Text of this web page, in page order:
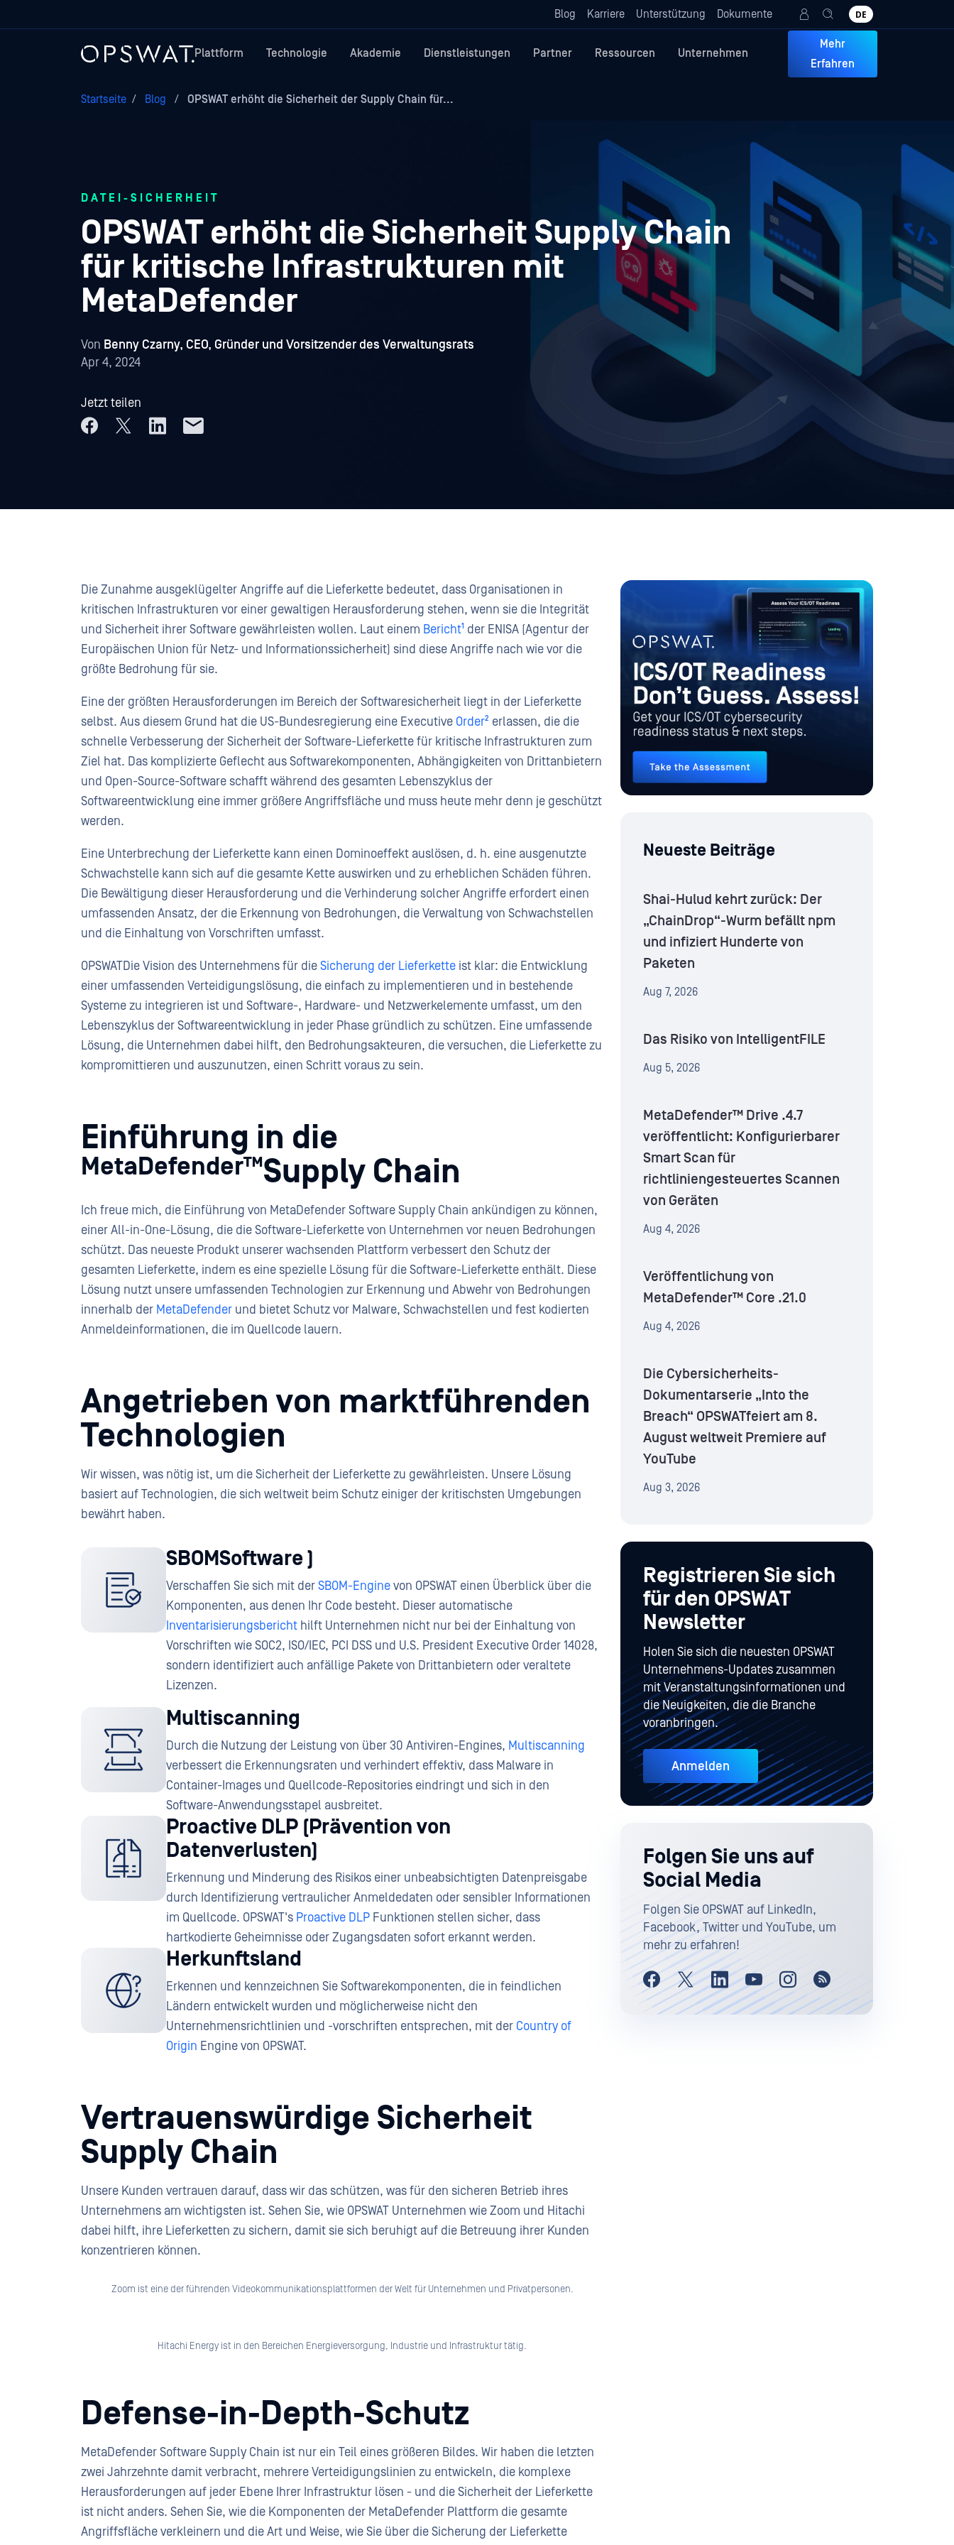
Blog Karriere Unterstützung Dokumente DE
Plattform Technologie Akademie Dienstleistungen Partner Ressourcen Unternehmen
Mehr
Erfahren
Startseite / Blog / OPSWAT erhöht die Sicherheit der Supply Chain für...
DATEI-SICHERHEIT
OPSWAT erhöht die Sicherheit Supply Chain
für kritische Infrastrukturen mit
MetaDefender
Von Benny Czarny, CEO, Gründer und Vorsitzender des Verwaltungsrats
Apr 4, 2024
Jetzt teilen
Die Zunahme ausgeklügelter Angriffe auf die Lieferkette bedeutet, dass Organisationen in
kritischen Infrastrukturen vor einer gewaltigen Herausforderung stehen, wenn sie die Integrität
und Sicherheit ihrer Software gewährleisten wollen. Laut einem Bericht¹ der ENISA (Agentur der
Europäischen Union für Netz- und Informationssicherheit) sind diese Angriffe nach wie vor die
größte Bedrohung für sie.
Eine der größten Herausforderungen im Bereich der Softwaresicherheit liegt in der Lieferkette
selbst. Aus diesem Grund hat die US-Bundesregierung eine Executive Order² erlassen, die die
schnelle Verbesserung der Sicherheit der Software-Lieferkette für kritische Infrastrukturen zum
Ziel hat. Das komplizierte Geflecht aus Softwarekomponenten, Abhängigkeiten von Drittanbietern
und Open-Source-Software schafft während des gesamten Lebenszyklus der
Softwareentwicklung eine immer größere Angriffsfläche und muss heute mehr denn je geschützt
werden.
Eine Unterbrechung der Lieferkette kann einen Dominoeffekt auslösen, d. h. eine ausgenutzte
Schwachstelle kann sich auf die gesamte Kette auswirken und zu erheblichen Schäden führen.
Die Bewältigung dieser Herausforderung und die Verhinderung solcher Angriffe erfordert einen
umfassenden Ansatz, der die Erkennung von Bedrohungen, die Verwaltung von Schwachstellen
und die Einhaltung von Vorschriften umfasst.
OPSWATDie Vision des Unternehmens für dieSicherung der Lieferkette ist klar: die Entwicklung
einer umfassenden Verteidigungslösung, die einfach zu implementieren und in bestehende
Systeme zu integrieren ist und Software-, Hardware- und Netzwerkelemente umfasst, um den
Lebenszyklus der Softwareentwicklung in jeder Phase gründlich zu schützen. Eine umfassende
Lösung, die Unternehmen dabei hilft, den Bedrohungsakteuren, die versuchen, die Lieferkette zu
kompromittieren und auszunutzen, einen Schritt voraus zu sein.
Einführung in die
MetaDefender™Supply Chain
Ich freue mich, die Einführung von MetaDefender Software Supply Chain ankündigen zu können,
einer All-in-One-Lösung, die die Software-Lieferkette von Unternehmen vor neuen Bedrohungen
schützt. Das neueste Produkt unserer wachsenden Plattform verbessert den Schutz der
gesamten Lieferkette, indem es eine spezielle Lösung für die Software-Lieferkette enthält. Diese
Lösung nutzt unsere umfassenden Technologien zur Erkennung und Abwehr von Bedrohungen
innerhalb der MetaDefender und bietet Schutz vor Malware, Schwachstellen und fest kodierten
Anmeldeinformationen, die im Quellcode lauern.
Angetrieben von marktführenden
Technologien
Wir wissen, was nötig ist, um die Sicherheit der Lieferkette zu gewährleisten. Unsere Lösung
basiert auf Technologien, die sich weltweit beim Schutz einiger der kritischsten Umgebungen
bewährt haben.
SBOMSoftware )
Verschaffen Sie sich mit derSBOM-Enginevon OPSWAT einen Überblick über die
Komponenten, aus denen Ihr Code besteht. Dieser automatische
Inventarisierungsbericht hilft Unternehmen nicht nur bei der Einhaltung von
Vorschriften wie SOC2, ISO/IEC, PCI DSS und U.S. President Executive Order 14028,
sondern identifiziert auch anfällige Pakete von Drittanbietern oder veraltete
Lizenzen.
Multiscanning
Durch die Nutzung der Leistung von über 30 Antiviren-Engines, Multiscanning
verbessert die Erkennungsraten und verhindert effektiv, dass Malware in
Container-Images und Quellcode-Repositories eindringt und sich in den
Software-Anwendungsstapel ausbreitet.
Proactive DLP (Prävention von
Datenverlusten)
Erkennung und Minderung des Risikos einer unbeabsichtigten Datenpreisgabe
durch Identifizierung vertraulicher Anmeldedaten oder sensibler Informationen
im Quellcode. OPSWAT's Proactive DLP Funktionen stellen sicher, dass
hartkodierte Geheimnisse oder Zugangsdaten sofort erkannt werden.
Herkunftsland
Erkennen und kennzeichnen Sie Softwarekomponenten, die in feindlichen
Ländern entwickelt wurden und möglicherweise nicht den
Unternehmensrichtlinien und -vorschriften entsprechen, mit der Country of
Origin Engine von OPSWAT.
Vertrauenswürdige Sicherheit
Supply Chain
Unsere Kunden vertrauen darauf, dass wir das schützen, was für den sicheren Betrieb ihres
Unternehmens am wichtigsten ist. Sehen Sie, wie OPSWAT Unternehmen wie Zoom und Hitachi
dabei hilft, ihre Lieferketten zu sichern, damit sie sich beruhigt auf die Betreuung ihrer Kunden
konzentrieren können.
Zoom ist eine der führenden Videokommunikationsplattformen der Welt für Unternehmen und Privatpersonen.
Hitachi Energy ist in den Bereichen Energieversorgung, Industrie und Infrastruktur tätig.
Defense-in-Depth-Schutz
MetaDefender Software Supply Chain ist nur ein Teil eines größeren Bildes. Wir haben die letzten
zwei Jahrzehnte damit verbracht, mehrere Verteidigungslinien zu entwickeln, die komplexe
Herausforderungen auf jeder Ebene Ihrer Infrastruktur lösen - und die Sicherheit der Lieferkette
ist nicht anders. Sehen Sie, wie die Komponenten der MetaDefender Plattform die gesamte
Angriffsfläche verkleinern und die Art und Weise, wie Sie über die Sicherung der Lieferkette
Neueste Beiträge
Shai-Hulud kehrt zurück: Der
„ChainDrop“-Wurm befällt npm
und infiziert Hunderte von
Paketen
Aug 7, 2026
Das Risiko von IntelligentFILE
Aug 5, 2026
MetaDefender™ Drive .4.7
veröffentlicht: Konfigurierbarer
Smart Scan für
richtliniengesteuertes Scannen
von Geräten
Aug 4, 2026
Veröffentlichung von
MetaDefender™ Core .21.0
Aug 4, 2026
Die Cybersicherheits-
Dokumentarserie „Into the
Breach“ OPSWATfeiert am 8.
August weltweit Premiere auf
YouTube
Aug 3, 2026
Registrieren Sie sich
für den OPSWAT
Newsletter
Holen Sie sich die neuesten OPSWAT
Unternehmens-Updates zusammen
mit Veranstaltungsinformationen und
die Neuigkeiten, die die Branche
voranbringen.
Anmelden
Folgen Sie uns auf
Social Media
Folgen Sie OPSWAT auf LinkedIn,
Facebook, Twitter und YouTube, um
mehr zu erfahren!